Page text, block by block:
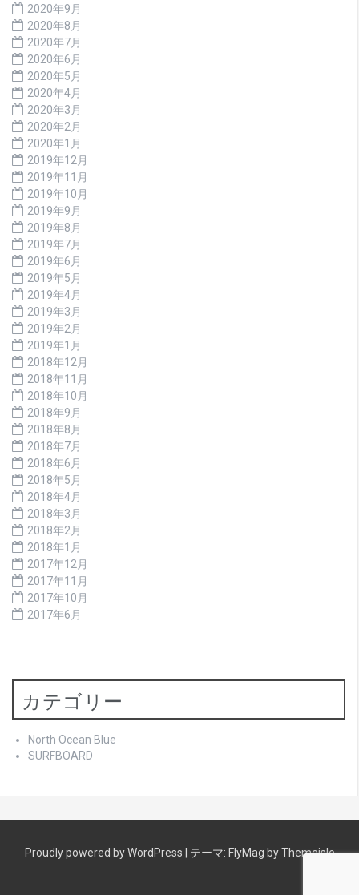
2020年9月
2020年8月
2020年7月
2020年6月
2020年5月
2020年4月
2020年3月
2020年2月
2020年1月
2019年12月
2019年11月
2019年10月
2019年9月
2019年8月
2019年7月
2019年6月
2019年5月
2019年4月
2019年3月
2019年2月
2019年1月
2018年12月
2018年11月
2018年10月
2018年9月
2018年8月
2018年7月
2018年6月
2018年5月
2018年4月
2018年3月
2018年2月
2018年1月
2017年12月
2017年11月
2017年10月
2017年6月
カテゴリー
North Ocean Blue
SURFBOARD
Proudly powered by WordPress テーマ: FlyMag by Themeisle